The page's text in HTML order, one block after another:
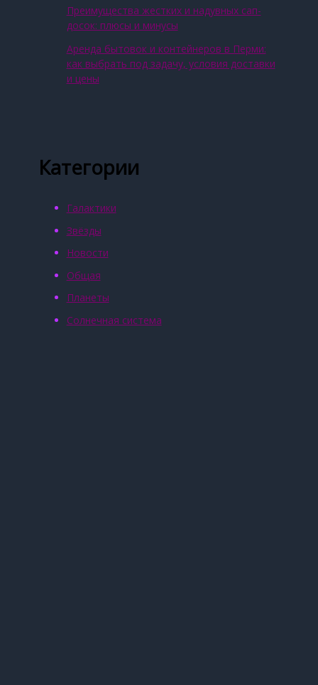
Преимущества жестких и надувных сап-
досок: плюсы и минусы
Аренда бытовок и контейнеров в Перми:
как выбрать под задачу, условия доставки
и цены
Категории
Галактики
Звёзды
Новости
Общая
Планеты
Солнечная система